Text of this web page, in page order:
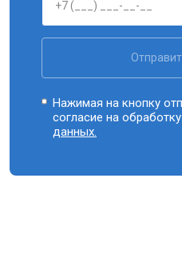
Нажимая на кнопку
согласие на
данных.